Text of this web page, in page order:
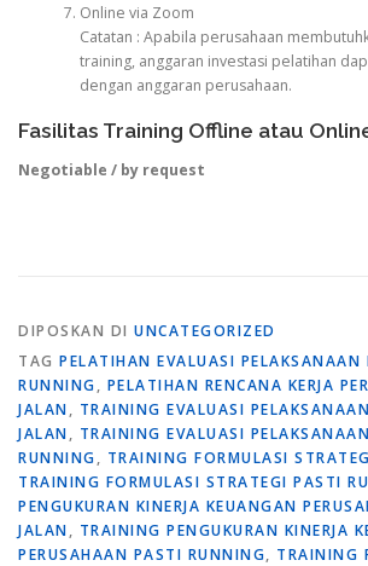
Online via Zoom
Catatan : Apabila perusahaan
training, anggaran investasi pelatihan
dengan anggaran perusahaan.
Fasilitas Training Offline atau
Negotiable / by request
DIPOSKAN DI UNCATEGORIZED
TAG PELATIHAN EVALUASI PELAKSANAAN
RUNNING, PELATIHAN RENCANA KERJA
JALAN, TRAINING EVALUASI
JALAN, TRAINING EVALUASI
RUNNING, TRAINING FORMULASI
TRAINING FORMULASI STRATEGI PASTI
PENGUKURAN KINERJA KEUANGAN
JALAN, TRAINING PENGUKURAN KINERJA
PERUSAHAAN PASTI RUNNING, TRAINING